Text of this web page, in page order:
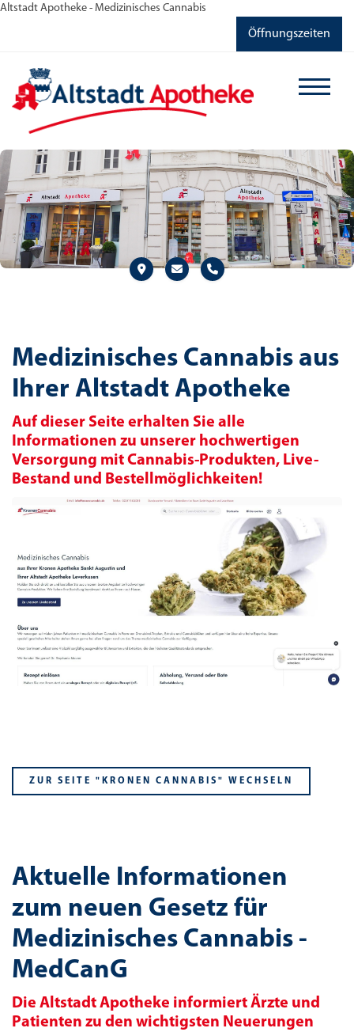
Altstadt Apotheke - Medizinisches Cannabis
Öffnungszeiten
Medizinisches Cannabis aus
Ihrer Altstadt Apotheke
Auf dieser Seite erhalten Sie alle
Informationen zu unserer hochwertigen
Versorgung mit Cannabis-Produkten, Live-
Bestand und Bestellmöglichkeiten!
ZUR SEITE "KRONEN CANNABIS" WECHSELN
Aktuelle Informationen
zum neuen Gesetz für
Medizinisches Cannabis -
MedCanG
Die Altstadt Apotheke informiert Ärzte und
Patienten zu den wichtigsten Neuerungen